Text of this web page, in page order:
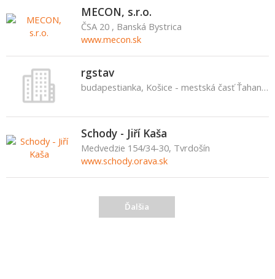
MECON, s.r.o.
ČSA 20 , Banská Bystrica
www.mecon.sk
rgstav
budapestianka, Košice - mestská časť Ťahanovce
Schody - Jiří Kaša
Medvedzie 154/34-30, Tvrdošín
www.schody.orava.sk
Ďalšia